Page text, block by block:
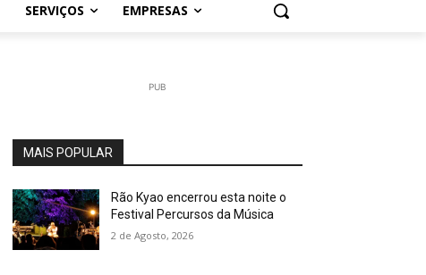
SERVIÇOS EMPRESAS
PUB
MAIS POPULAR
Rão Kyao encerrou esta noite o
Festival Percursos da Música
2 de Agosto, 2026